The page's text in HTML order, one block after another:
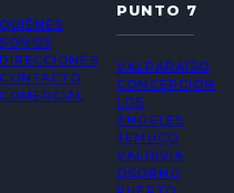
QUIÉNES
SOMOS
DIRECCIONES
CONTACTO
COMERCIAL
PUNTO 7
VALPARAÍSO
CONCEPCIÓN
LOS
ÁNGELES
TEMUCO
VALDIVIA
OSORNO